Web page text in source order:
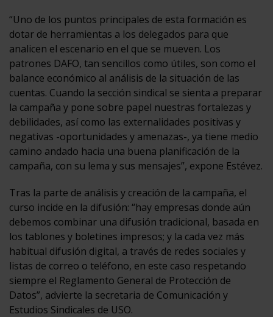
“Uno de los puntos principales de esta formación es
dotar de herramientas a los delegados para que
analicen el escenario en el que se mueven. Los
patrones DAFO, tan sencillos como útiles, son como el
balance económico al análisis de la situación de las
cuentas. Cuando la sección sindical se sienta a preparar
la campaña y pone sobre papel nuestras fortalezas y
debilidades, así como las externalidades positivas y
negativas -oportunidades y amenazas-, ya tiene medio
camino andado hacia una buena planificación de la
campaña, con su lema y sus mensajes”, expone Estévez.
Tras la parte de análisis y creación de la campaña, el
curso incide en la difusión: “hay empresas donde aún
debemos combinar una difusión tradicional, basada en
los tablones y boletines impresos; y la cada vez más
habitual difusión digital, a través de redes sociales y
listas de correo o teléfono, en este caso respetando
siempre el Reglamento General de Protección de
Datos”, advierte la secretaria de Comunicación y
Estudios Sindicales de USO.